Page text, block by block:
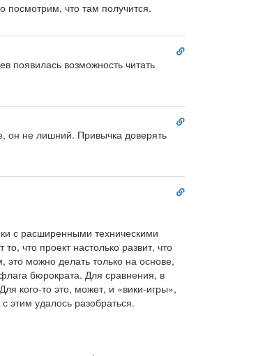
посмотрим, что там получится.
Ссылка
появилась возможность читать
Ссылка
он не лишний. Привычка доверять
Ссылка
с расширенными техническими
что проект настолько развит, что
можно делать только на основе,
бюрократа. Для сравнения, в
кого-то это, может, и «вики-игры»,
этим удалось разобраться.